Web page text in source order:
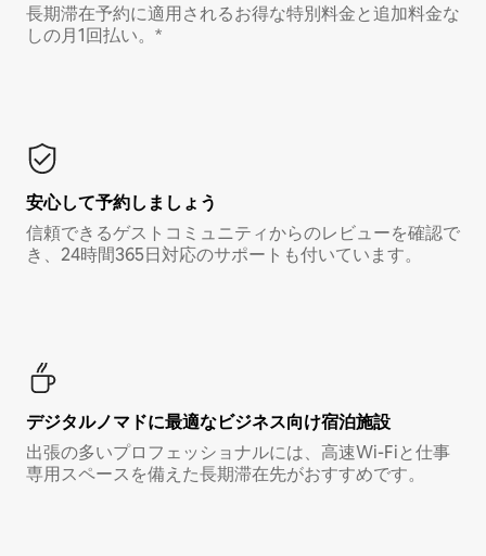
長期滞在予約に適用されるお得な特別料金と追加料金な
しの月1回払い。*
安心して予約しましょう
信頼できるゲストコミュニティからのレビューを確認で
き、24時間365日対応のサポートも付いています。
デジタルノマド⁠に最⁠適⁠なビ⁠ジ⁠ネ⁠ス⁠向⁠け宿⁠泊⁠施⁠設
出張の多いプロフェッショナルには、高速Wi-Fiと仕事
専用スペースを備えた長期滞在先がおすすめです。